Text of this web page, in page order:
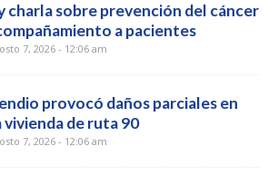
charla sobre prevención del cáncer
a pacientes
7, 2026 - 12:06 am
provocó daños parciales en
vivienda de ruta 90
7, 2026 - 12:06 am